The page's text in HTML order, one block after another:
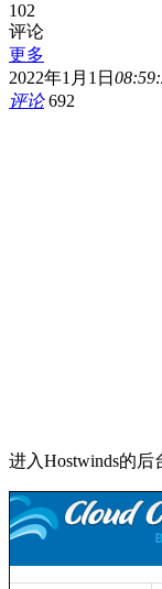
102
评论
更多
2022年1月1日
评论692
进入Hostwinds的